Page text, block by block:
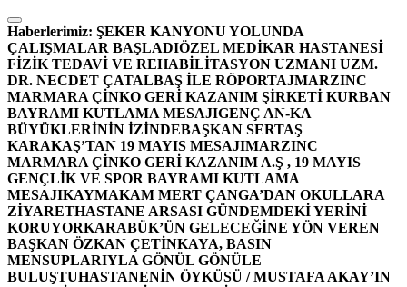
İçeriğe
atla
Haberlerimiz: ŞEKER KANYONU YOLUNDA
ÇALIŞMALAR BAŞLADIÖZEL MEDİKAR HASTANESİ
FİZİK TEDAVİ VE REHABİLİTASYON UZMANI UZM.
DR. NECDET ÇATALBAŞ İLE RÖPORTAJMARZINC
MARMARA ÇİNKO GERİ KAZANIM ŞİRKETİ KURBAN
BAYRAMI KUTLAMA MESAJIGENÇ AN-KA
BÜYÜKLERİNİN İZİNDEBAŞKAN SERTAŞ
KARAKAŞ’TAN 19 MAYIS MESAJIMARZINC
MARMARA ÇİNKO GERİ KAZANIM A.Ş , 19 MAYIS
GENÇLİK VE SPOR BAYRAMI KUTLAMA
MESAJIKAYMAKAM MERT ÇANGA’DAN OKULLARA
ZİYARETHASTANE ARSASI GÜNDEMDEKİ YERİNİ
KORUYORKARABÜK’ÜN GELECEĞİNE YÖN VEREN
BAŞKAN ÖZKAN ÇETİNKAYA, BASIN
MENSUPLARIYLA GÖNÜL GÖNÜLE
BULUŞTUHASTANENİN ÖYKÜSÜ / MUSTAFA AKAY’IN